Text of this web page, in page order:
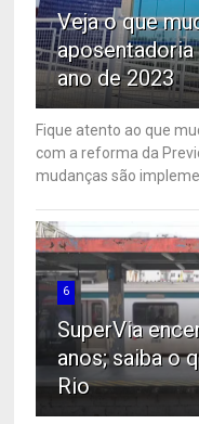
Veja o que
ano de 2023
Fique atento ao que
com a reforma da
mudanças são
6
SuperVia
anos; saiba o
Rio